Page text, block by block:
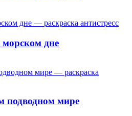
дне
подводном мире